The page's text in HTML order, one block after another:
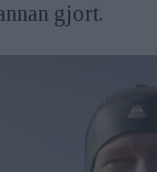
gjort.